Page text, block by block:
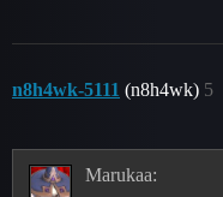
n8h4wk-5111 (n8h4wk) 5
Marukaa: